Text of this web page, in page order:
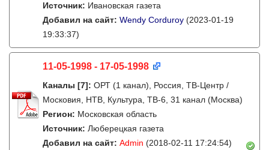
Источник: Ивановская газета
Добавил на сайт: Wendy Corduroy (2023-01-19
19:33:37)
11-05-1998 - 17-05-1998
Каналы [7]: ОРТ (1 канал), Россия, ТВ-Центр /
Московия, НТВ, Культура, ТВ-6, 31 канал (Москва)
Регион: Московская область
Источник: Люберецкая газета
Добавил на сайт: Admin (2018-02-11 17:24:54)